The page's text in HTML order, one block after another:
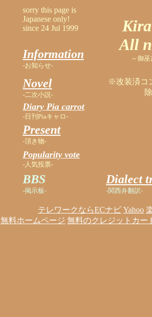
sorry this page is
Japanese only!
since 24 Jul 1999
All
～御
Information
-お知らせ-
Novel
-二次小説-
※改装済コ
Diary Pia carrot
-日刊Piaキャロ-
Present
-頂き物-
Popularity vote
-人気投票-
BBS
-掲示板-
Dialect
-関西弁翻訳-
テレワークならECナビ Yahoo
無料ホームページ 無料のクレジットカー